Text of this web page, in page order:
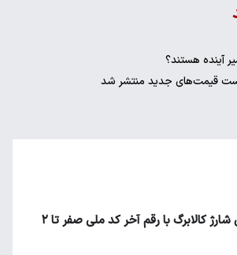
آینده هستند؟
قیمت‌های جدید منتشر شد
شارژ کالابرگ با رقم آخر کد ملی صفر تا ۲